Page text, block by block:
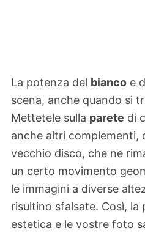
La potenza del bianco e
scena, anche quando si
Mettetele sulla parete di
anche altri complementi,
vecchio disco, che ne
un certo movimento
le immagini a diverse
risultino sfalsate. Così, la
estetica e le vostre foto